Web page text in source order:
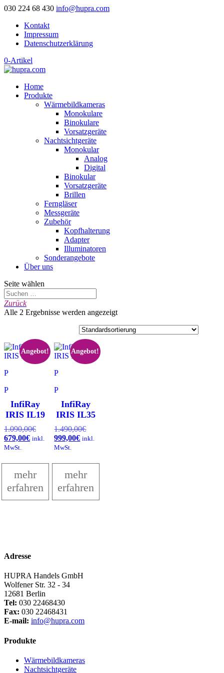
030 224 68 430 info@hupra.com
Kontakt
Impressum
Datenschutzerklärung
0-Artikel
Home
Produkte
Wärmebildkameras
Monokulare
Binokulare
Vorsatzgeräte
Nachtsichtgeräte
Monokular
Analog
Digital
Binokular
Vorsatzgeräte
Brillen
Ferngläser
Messgeräte
Zubehör
Kopfhalterung
Adapter
Illuminatoren
Sonderangebote
Über uns
Seite wählen
Zurück
Alle 2 Ergebnisse werden angezeigt
Angebot!
InfiRay
IRIS IL19
1.090,00€ Ursprünglicher
Preis
679,00€ Aktueller
679,00€.
inkl.
MwSt.
mehr
erfahren
Angebot!
InfiRay
IRIS IL35
1.490,00€Ursprünglicher
Preis
999,00€ Aktueller
999,00€.
inkl.
MwSt.
mehr
erfahren
Adresse
HUPRA Handels GmbH
Wolfener Str. 32 - 34
12681 Berlin
Tel: 030 22468430
Fax: 030 22468431
E-mail: info@hupra.com
Produkte
Wärmebildkameras
Nachtsichtgeräte